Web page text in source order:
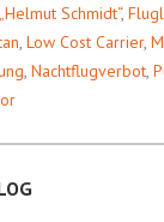
Schmidt“,
Low Cost Carrier,
Nachtflugverbot